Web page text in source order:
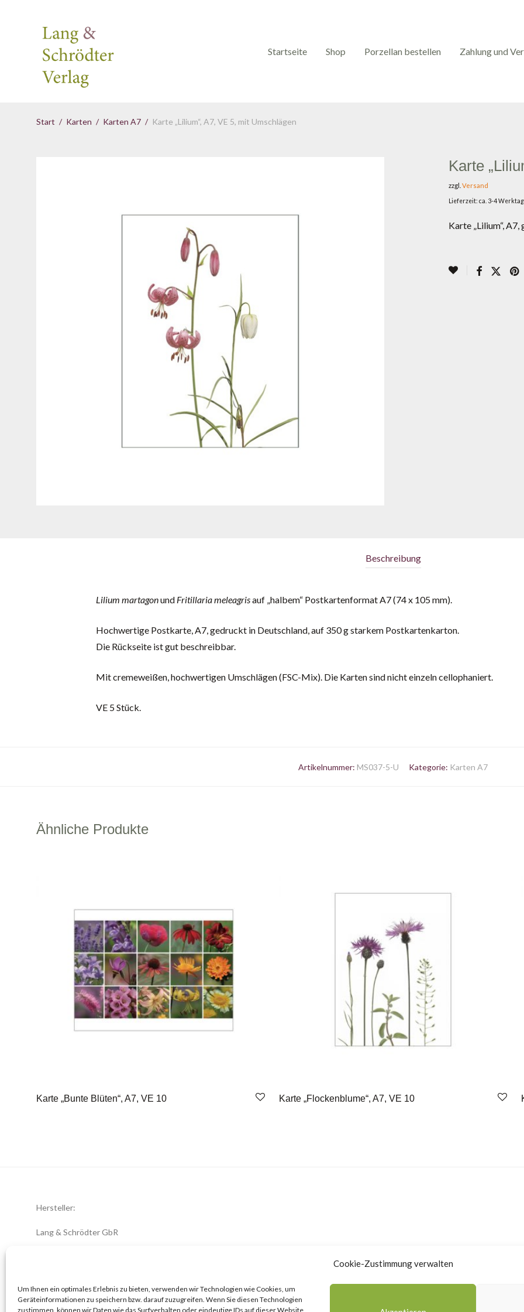
Cookie-Zustimmung verwalten
Um Ihnen ein optimales Erlebnis zu bieten, verwenden wir Technologien wie Cookies, um
Geräteinformationen zu speichern bzw. darauf zuzugreifen. Wenn Sie diesen Technologien
zustimmen, können wir Daten wie das Surfverhalten oder eindeutige IDs auf dieser Website
Startseite Shop Porzellan bestellen Zahlung und
Start / Karten / Karten A7 / Karte „Lilium“, A7, VE 5, mit Umschlägen
Karte
zzgl. Versand
Lieferzeit: ca. 3-4
Karte „Lilium“,
Beschreibung
Lilium martagonund Fritillaria meleagrisauf „halbem“ Postkartenformat A7 (74 x 105 mm).
Hochwertige Postkarte, A7, gedruckt in Deutschland, auf 350 g starkem Postkartenkarton.
Die Rückseite ist gut beschreibbar.
Mit cremeweißen, hochwertigen Umschlägen (FSC-Mix). Die Karten sind nicht einzeln cellophaniert.
VE 5 Stück.
Artikelnummer: MS037-5-U Kategorie: Karten A7
Ähnliche Produkte
Karte „Bunte Blüten“, A7, VE 10 Karte „Flockenblume“, A7, VE 10
Hersteller:
Lang & Schrödter GbR